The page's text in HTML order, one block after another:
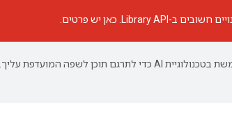
כאן יש פרטים
‫Google משתמשת בטכנולוגיית AI כדי לתרגם תוכן לשפה המועדפת עליך.